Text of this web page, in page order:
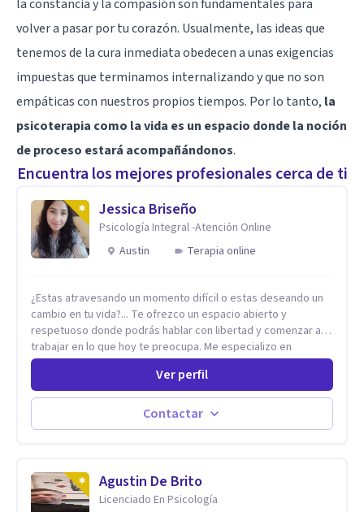
la constancia y la compasión son fundamentales para
volver a pasar por tu corazón. Usualmente, las ideas que
tenemos de la cura inmediata obedecen a unas exigencias
impuestas que terminamos internalizando y que no son
empáticas con nuestros propios tiempos. Por lo tanto, la
psicoterapia como la vida es un espacio donde la noción
de proceso estará acompañándonos.
Encuentra los mejores profesionales cerca de ti
Jessica Briseño
Psicología Integral -Atención Online
Austin
Terapia online
¿Estas atravesando un momento difícil o estas deseando un
cambio en tu vida?... Te ofrezco un espacio abierto y
respetuoso donde podrás hablar con libertad y comenzar a
trabajar en lo que hoy te preocupa. Me especializo en
Trastornos de Ansiedad y a lo largo de mi experiencia
profesional he acompañado a muchas Familias y Parejas con
distintas problemáticas como el manejo del estrés,
Autoestima, Gestión de la Ira, Depresión, Retos en la Crianza,
Codependencia, Celos, entre otros. Cuento con más de 12
Adolescentes y Adultos
Ver perfil
Contactar
Agustin De Brito
Licenciado En Psicología